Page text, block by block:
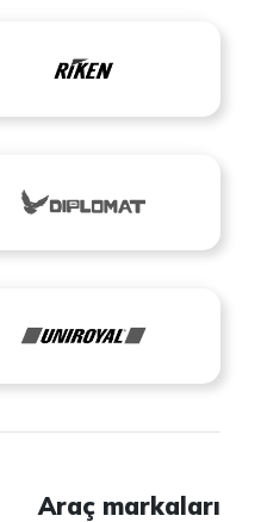
Araç markaları